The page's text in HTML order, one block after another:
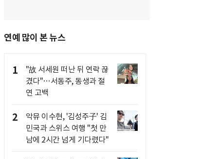
연예 많이 본 뉴스
1
"故 서세원 떠난 뒤 연락 끊
겼다"…서동주, 동생과 절
연 고백
2
악뮤 이수현, '김성주子' 김
민국과 스위스 여행 "첫 만
남에 2시간 넘게 기다렸다"